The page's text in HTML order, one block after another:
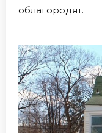
облагородят.